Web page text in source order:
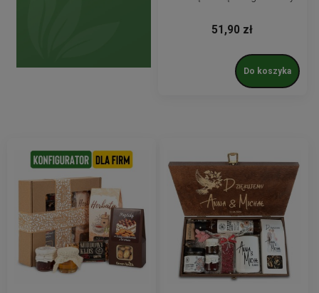
firm
51,90 zł
Do koszyka